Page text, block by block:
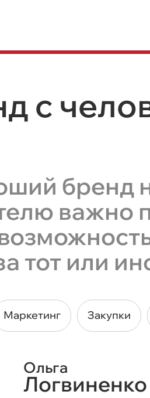
с
бренд
важно
тот или
Маркетинг Закупки
Ольга
Логвиненко